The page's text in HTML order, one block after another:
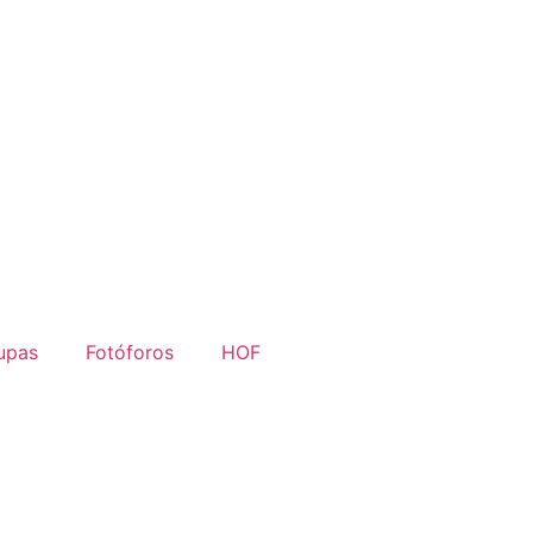
Fotóforos HOF